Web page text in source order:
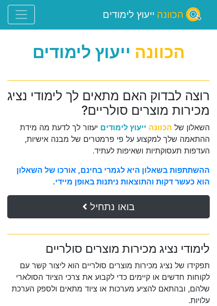
הכוונה ייעוץ לימודים
הכוונה ייעוץ לימודים
רוצה לבדוק האם מתאים לך לימודי נציג
מכירות מוצרים סולריים?
השאלון של הכוונה ייעוץ לימודים יעזור לך לדעת מה מידת
ההתאמה שלך למקצוע על פי פרמטרים של מבנה אישיות,
העדפות תעסוקתיות ושאיפות לעתיד.
ההשתתפות בשאלון היא לגמרי בחינם, אורכו של השאלון
הוא כעשר דקות והתוצאות ניתנות באופן מיידי.
בואו נתחיל
לימודי נציג מכירות מוצרים סולריים
תפקידו של נציג מכירות מוצרים סולריים הוא ליצור קשר עם
לקוחות חדשים או קיימים כדי לקבוע את צרכי הציוד הסולארי
שלהם, ובהתאם להציע מערכות או ציוד מתאים ולספק הערכת
עלויות.